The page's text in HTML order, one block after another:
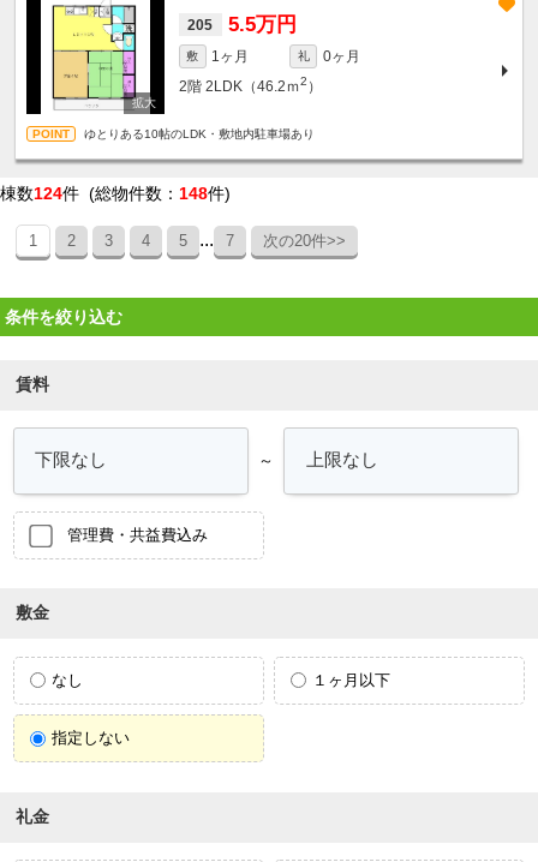
205 5.5万円
敷 1ヶ月 礼
0ヶ月
2階 2LDK（46.2ｍ2 ）
ゆとりある10帖のLDK・敷地内駐車場あり
棟数124件 (総物件数： 148件)
1 2 3 4 5 ... 7 次の20件>>
条件を絞り込む
賃料
～
管理費・共益費込み
敷金
なし １ヶ月以下
指定しない
礼金